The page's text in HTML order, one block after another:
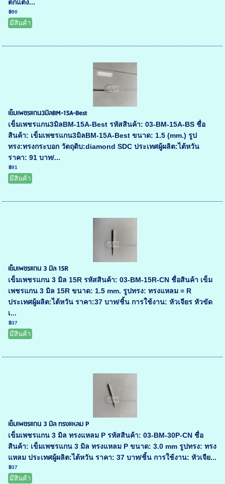
ตกแต่ง...
฿90
มีสินค้า
เข็มเพชรแกน3มิลBM-15A-Best
เข็มเพชรแกน3มิลBM-15A-Best รหัสสินค้า: 03-BM-15A-BS ชื่อ
สินค้า: เข็มเพชรแกน3มิลBM-15A-Best ขนาด: 1.5 (mm.) รูป
ทรง:ทรงกระบอก วัตถุดิบ:diamond SDC ประเทศผู้ผลิต:ไต้หวัน
ราคา: 91 บาท/...
฿91
มีสินค้า
เข็มเพชรแกน 3 มิล 15R
เข็มเพชรแกน 3 มิล 15R รหัสสินค้า: 03-BM-15R-CN ชื่อสินค้า เข็ม
เพชรแกน 3 มิล 15R ขนาด: 1.5 mm. รูปทรง: ทรงแหลม = R
ประเทศผู้ผลิต:ไต้หวัน ราคา:37 บาท/ชิ้น การใช้งาน: หัวเจียร หัวขัด
เ...
฿37
มีสินค้า
เข็มเพชรแกน 3 มิล ทรงแหลม P
เข็มเพชรแกน 3 มิล ทรงแหลม P รหัสสินค้า: 03-BM-30P-CN ชื่อ
สินค้า: เข็มเพชรแกน 3 มิล ทรงแหลม P ขนาด: 3.0 mm รูปทรง: ทรง
แหลม ประเทศผู้ผลิต:ไต้หวัน ราคา: 37 บาท/ชิ้น การใช้งาน: หัวเจีย...
฿37
มีสินค้า